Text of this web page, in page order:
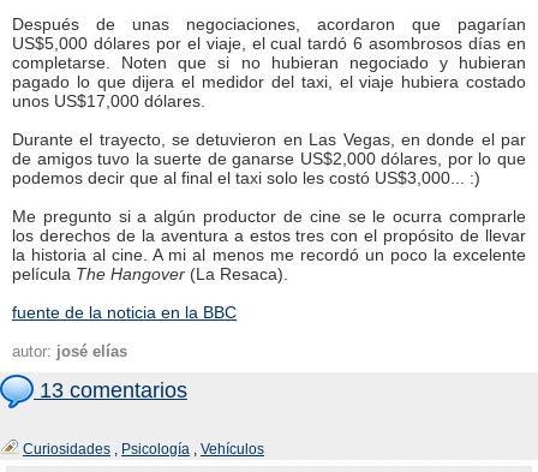
Después de unas negociaciones, acordaron que pagarían
US$5,000 dólares por el viaje, el cual tardó 6 asombrosos días en
completarse. Noten que si no hubieran negociado y hubieran
pagado lo que dijera el medidor del taxi, el viaje hubiera costado
unos US$17,000 dólares.
Durante el trayecto, se detuvieron en Las Vegas, en donde el par
de amigos tuvo la suerte de ganarse US$2,000 dólares, por lo que
podemos decir que al final el taxi solo les costó US$3,000... :)
Me pregunto si a algún productor de cine se le ocurra comprarle
los derechos de la aventura a estos tres con el propósito de llevar
la historia al cine. A mi al menos me recordó un poco la excelente
película The Hangover (La Resaca).
fuente de la noticia en la BBC
autor: josé elías
13 comentarios
Curiosidades , Psicología , Vehículos